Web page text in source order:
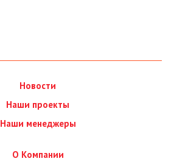
Новости
Наши проекты
Наши менеджеры
О Компании